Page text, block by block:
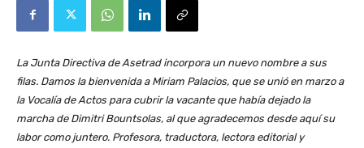
La Junta Directiva de Asetrad incorpora un nuevo nombre a sus
filas. Damos la bienvenida a Miriam Palacios, que se unió en marzo a
la Vocalía de Actos para cubrir la vacante que había dejado la
marcha de Dimitri Bountsolas, al que agradecemos desde aquí su
labor como juntero. Profesora, traductora, lectora editorial y